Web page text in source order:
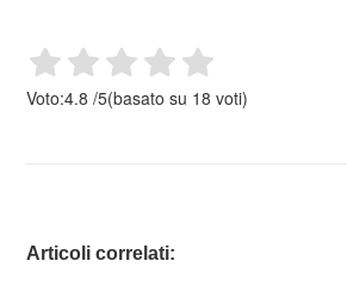
Voto:4.8 /5(basato su 18 voti)
Articoli correlati: